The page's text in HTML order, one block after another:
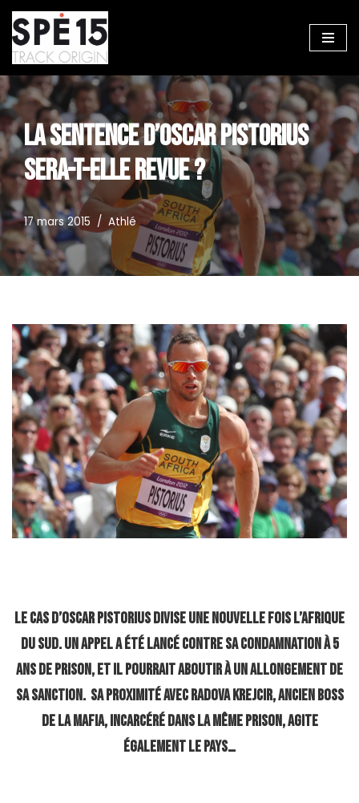
Aller
au
contenu
LA SENTENCE D’OSCAR PISTORIUS
SERA-T-ELLE REVUE ?
17 mars 2015 Athlé
Le cas d’Oscar Pistorius divise une nouvelle fois l’Afrique
du Sud. Un appel a été lancé contre sa condamnation à 5
ans de prison, et il pourrait aboutir à un allongement de
sa sanction. Sa proximité avec Radova Krejcir, ancien boss
de la mafia, incarcéré dans la même prison, agite
également le pays…